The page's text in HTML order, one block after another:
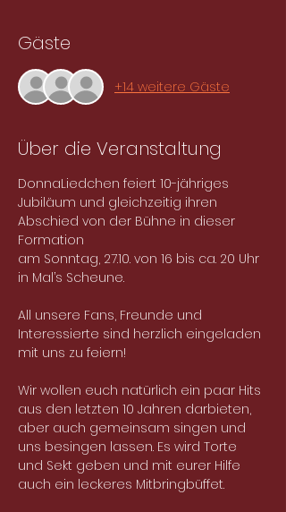
Gäste
+14 weitere Gäste
Über die Veranstaltung
DonnaLiedchen feiert 10-jähriges
Jubiläum und gleichzeitig ihren
Abschied von der Bühne in dieser
Formation
am Sonntag, 27.10. von 16 bis ca. 20 Uhr
in Mal’s Scheune.
All unsere Fans, Freunde und
Interessierte sind herzlich eingeladen
mit uns zu feiern!
Wir wollen euch natürlich ein paar Hits
aus den letzten 10 Jahren darbieten,
aber auch gemeinsam singen und
uns besingen lassen. Es wird Torte
und Sekt geben und mit eurer Hilfe
auch ein leckeres Mitbringbüffet.